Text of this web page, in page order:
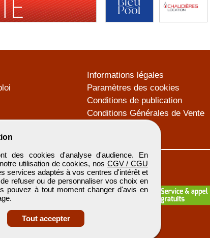
des cookies d'analyse d'audience. En
utilisation de cookies, nos CGV / CGU
services adaptés à vos centres d'intérêt et
refuser ou de personnaliser vos choix en
pouvez à tout moment changer d'avis en
Tout accepter
Informations légales
Paramètres des cookies
Conditions de publication
Conditions Générales de Vente